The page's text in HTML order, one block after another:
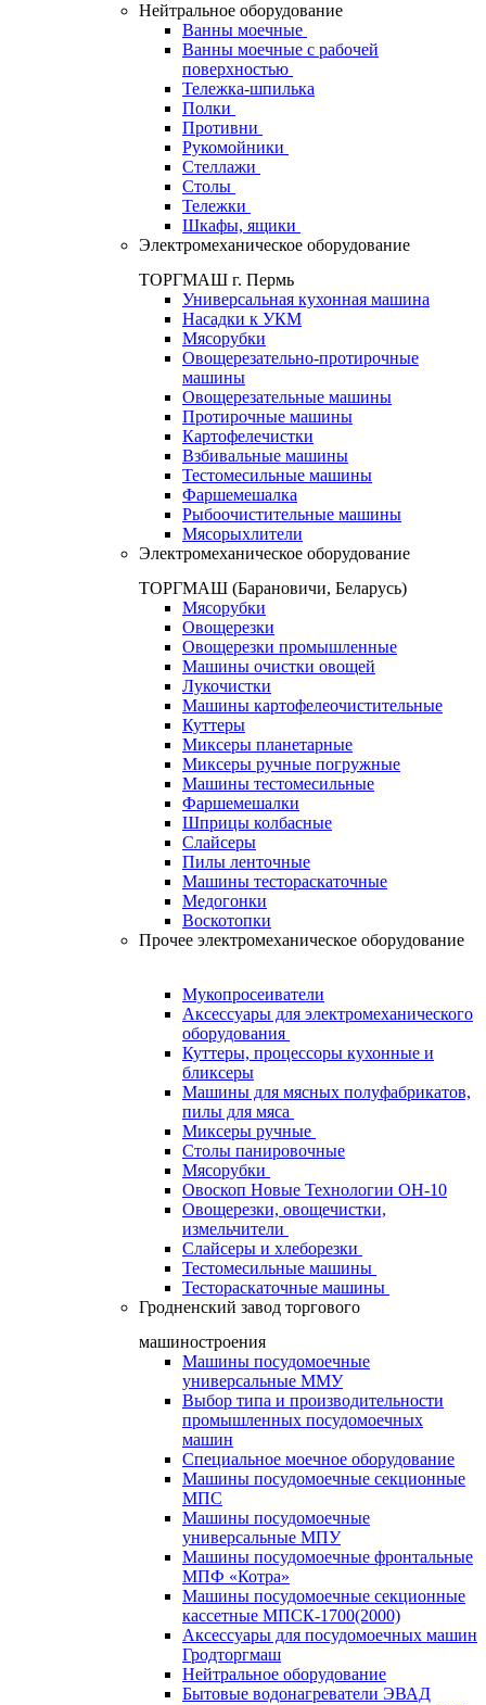
Нейтральное оборудование
Ванны моечные
Ванны моечные с рабочей
поверхностью
Тележка-шпилька
Полки
Противни
Рукомойники
Стеллажи
Столы
Тележки
Шкафы, ящики
Электромеханическое оборудование
ТОРГМАШ г. Пермь
Универсальная кухонная машина
Насадки к УКМ
Мясорубки
Овощерезательно-протирочные
машины
Овощерезательные машины
Протирочные машины
Картофелечистки
Взбивальные машины
Тестомесильные машины
Фаршемешалка
Рыбоочистительные машины
Мясорыхлители
Электромеханическое оборудование
ТОРГМАШ (Барановичи, Беларусь)
Мясорубки
Овощерезки
Овощерезки промышленные
Машины очистки овощей
Лукочистки
Машины картофелеочистительные
Куттеры
Миксеры планетарные
Миксеры ручные погружные
Машины тестомесильные
Фаршемешалки
Шприцы колбасные
Слайсеры
Пилы ленточные
Машины тестораскаточные
Медогонки
Воскотопки
Прочее электромеханическое оборудование
Мукопросеиватели
Аксессуары для электромеханического
оборудования
Куттеры, процессоры кухонные и
бликсеры
Машины для мясных полуфабрикатов,
пилы для мяса
Миксеры ручные
Столы панировочные
Мясорубки
Овоскоп Новые Технологии ОН-10
Овощерезки, овощечистки,
измельчители
Слайсеры и хлеборезки
Тестомесильные машины
Тестораскаточные машины
Гродненский завод торгового
машиностроения
Машины посудомоечные
универсальные ММУ
Выбор типа и производительности
промышленных посудомоечных
машин
Специальное моечное оборудование
Машины посудомоечные секционные
МПС
Машины посудомоечные
универсальные МПУ
Машины посудомоечные фронтальные
МПФ «Котра»
Машины посудомоечные секционные
кассетные МПСК-1700(2000)
Аксессуары для посудомоечных машин
Гродторгмаш
Нейтральное оборудование
Бытовые водонагреватели ЭВАД